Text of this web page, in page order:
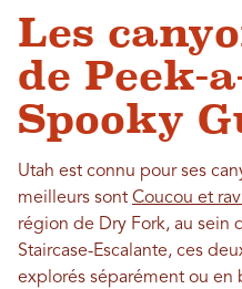
Les
de Peek-
Spooky
Utah est connu pour ses
meilleurs sont Coucou et
région de Dry Fork, au sein
Staircase-Escalante, ces
explorés séparément ou en